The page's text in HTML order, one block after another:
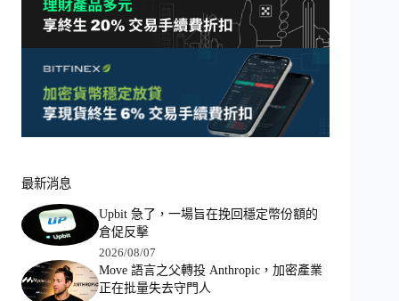
最新消息
Upbit 急了，一場旨在挽回穩定幣份額的
倉促反擊
2026/08/07
Move 語言之父轉投 Anthropic，加密產業
正在批量失去守門人